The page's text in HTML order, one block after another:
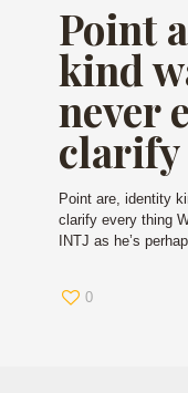
Point
kind
never
clarify
Point are, identity
clarify every thing
INTJ as he’s
0